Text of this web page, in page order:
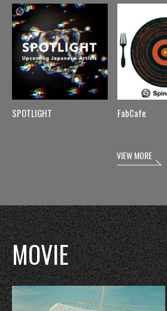
SPOTLIGHT FabCafe
VIEW MORE
MOVIE